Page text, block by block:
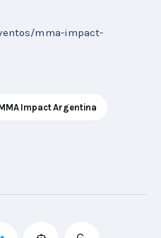
mma-impact-
Impact Argentina